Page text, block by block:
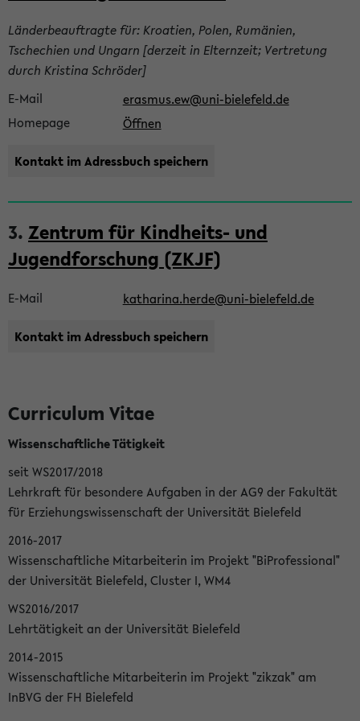
Länderbeauftragte für: Kroatien, Polen, Rumänien,
Tschechien und Ungarn [derzeit in Elternzeit; Vertretung
durch Kristina Schröder]
E-Mail
erasmus.ew@uni-bielefeld.de
Homepage
Öffnen
Kontakt im Adressbuch speichern
3. Zentrum für Kindheits- und
Jugendforschung (ZKJF)
E-Mail katharina.herde@uni-bielefeld.de
Kontakt im Adressbuch speichern
Curriculum Vitae
Wissenschaftliche Tätigkeit
seit WS2017/2018
Lehrkraft für besondere Aufgaben in der AG9 der Fakultät
für Erziehungswissenschaft der Universität Bielefeld
2016-2017
Wissenschaftliche Mitarbeiterin im Projekt "BiProfessional"
der Universität Bielefeld, Cluster I, WM4
WS2016/2017
Lehrtätigkeit an der Universität Bielefeld
2014-2015
Wissenschaftliche Mitarbeiterin im Projekt "zikzak" am
InBVG der FH Bielefeld